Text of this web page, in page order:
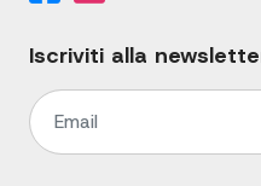
Iscriviti alla